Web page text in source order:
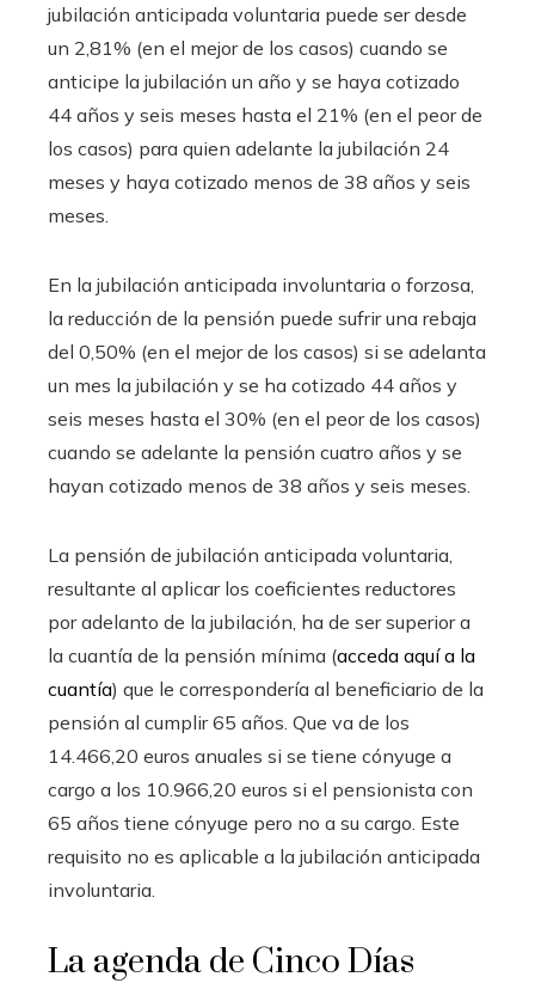
jubilación anticipada voluntaria puede ser desde
un 2,81% (en el mejor de los casos) cuando se
anticipe la jubilación un año y se haya cotizado
44 años y seis meses hasta el 21% (en el peor de
los casos) para quien adelante la jubilación 24
meses y haya cotizado menos de 38 años y seis
meses.
En la jubilación anticipada involuntaria o forzosa,
la reducción de la pensión puede sufrir una rebaja
del 0,50% (en el mejor de los casos) si se adelanta
un mes la jubilación y se ha cotizado 44 años y
seis meses hasta el 30% (en el peor de los casos)
cuando se adelante la pensión cuatro años y se
hayan cotizado menos de 38 años y seis meses.
La pensión de jubilación anticipada voluntaria,
resultante al aplicar los coeficientes reductores
por adelanto de la jubilación, ha de ser superior a
la cuantía de la pensión mínima (acceda aquí a la
cuantía) que le correspondería al beneficiario de la
pensión al cumplir 65 años. Que va de los
14.466,20 euros anuales si se tiene cónyuge a
cargo a los 10.966,20 euros si el pensionista con
65 años tiene cónyuge pero no a su cargo. Este
requisito no es aplicable a la jubilación anticipada
involuntaria.
La agenda de Cinco Días